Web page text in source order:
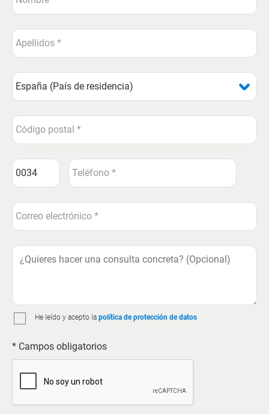
He leído y acepto la política de protección de datos
* Campos obligatorios